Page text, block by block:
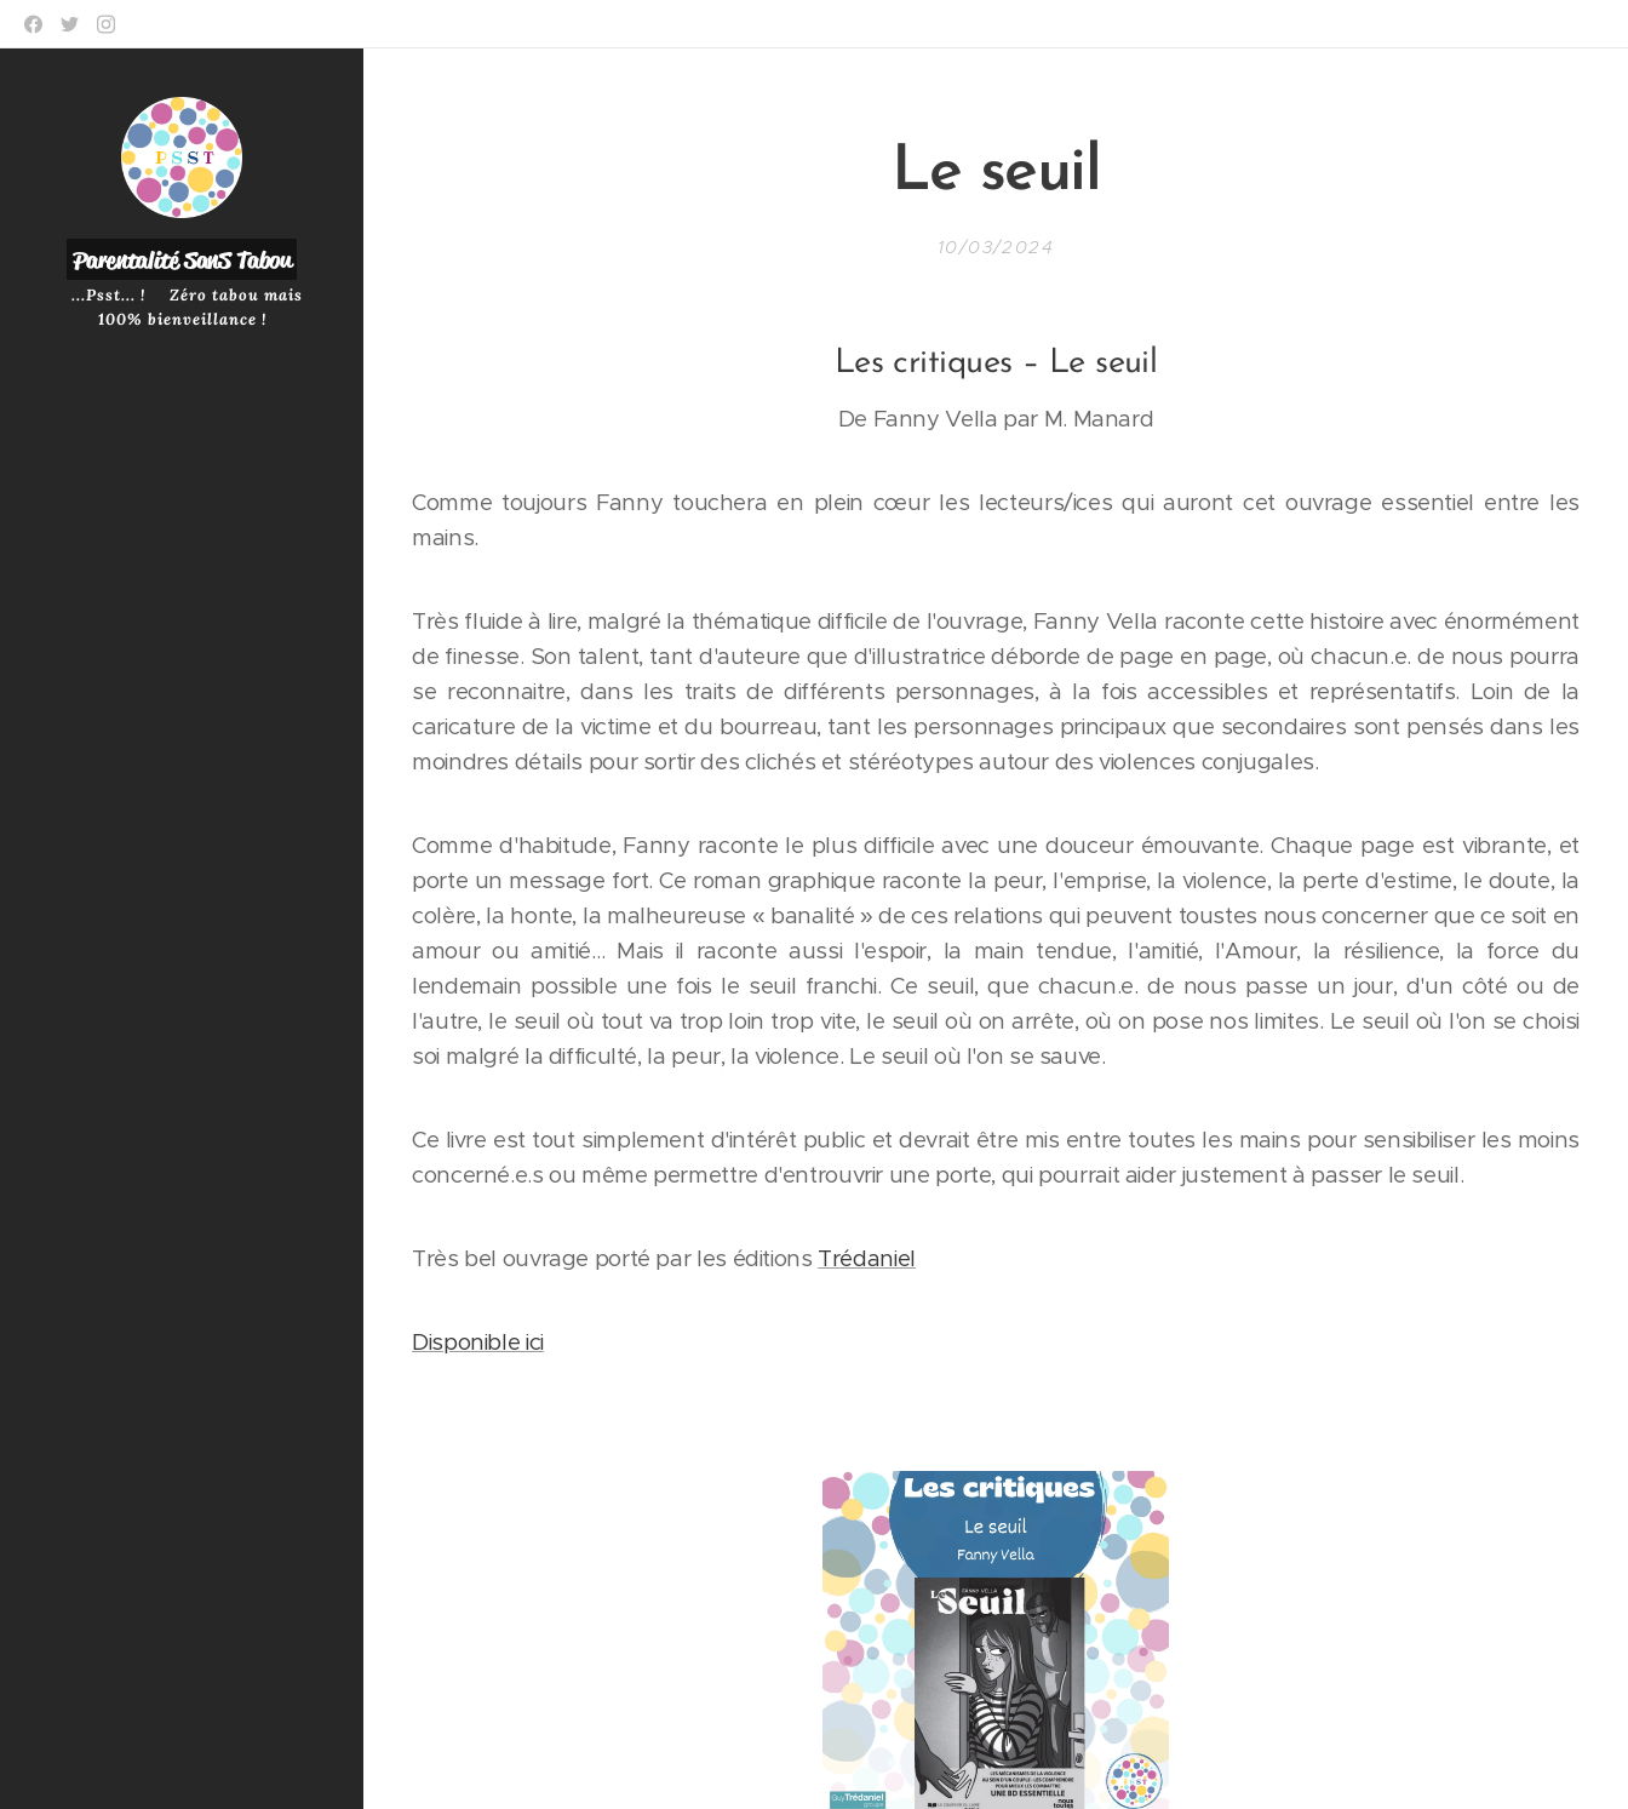
Parentalité SanSTabou
...Psst... ! Zéro tabou mais
100% bienveillance !
Le seuil
10/03/2024
Les critiques – Le seuil
De Fanny Vella par M. Manard
Comme toujours Fanny touchera en plein cœur les lecteurs/ices qui auront cet ouvrage essentiel entre les
mains.
Très fluide à lire, malgré la thématique difficile de l'ouvrage, Fanny Vella raconte cette histoire avec énormément
de finesse. Son talent, tant d'auteure que d'illustratrice déborde de page en page, où chacun.e. de nous pourra
se reconnaitre, dans les traits de différents personnages, à la fois accessibles et représentatifs. Loin de la
caricature de la victime et du bourreau, tant les personnages principaux que secondaires sont pensés dans les
moindres détails pour sortir des clichés et stéréotypes autour des violences conjugales.
Comme d'habitude, Fanny raconte le plus difficile avec une douceur émouvante. Chaque page est vibrante, et
porte un message fort. Ce roman graphique raconte la peur, l'emprise, la violence, la perte d'estime, le doute, la
colère, la honte, la malheureuse « banalité » de ces relations qui peuvent toustes nous concerner que ce soit en
amour ou amitié… Mais il raconte aussi l'espoir, la main tendue, l'amitié, l'Amour, la résilience, la force du
lendemain possible une fois le seuil franchi. Ce seuil, que chacun.e. de nous passe un jour, d'un côté ou de
l'autre, le seuil où tout va trop loin trop vite, le seuil où on arrête, où on pose nos limites. Le seuil où l'on se choisi
soi malgré la difficulté, la peur, la violence. Le seuil où l'on se sauve.
Ce livre est tout simplement d'intérêt public et devrait être mis entre toutes les mains pour sensibiliser les moins
concerné.e.s ou même permettre d'entrouvrir une porte, qui pourrait aider justement à passer le seuil.
Très bel ouvrage porté par les éditions Trédaniel
Disponible ici